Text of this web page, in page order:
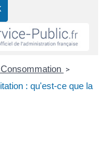
>
: qu'est-ce que la